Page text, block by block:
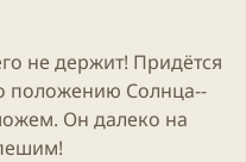
не держит! Придётся
положению Солнца--
Он далеко на